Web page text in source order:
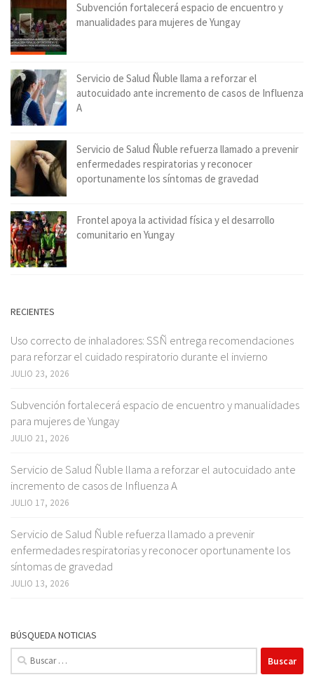
Subvención fortalecerá espacio de encuentro y
manualidades para mujeres de Yungay
Servicio de Salud Ñuble llama a reforzar el
autocuidado ante incremento de casos de Influenza
A
Servicio de Salud Ñuble refuerza llamado a prevenir
enfermedades respiratorias y reconocer
oportunamente los síntomas de gravedad
Frontel apoya la actividad física y el desarrollo
comunitario en Yungay
RECIENTES
Uso correcto de inhaladores: SSÑ entrega recomendaciones
para reforzar el cuidado respiratorio durante el invierno
JULIO 23, 2026
Subvención fortalecerá espacio de encuentro y manualidades
para mujeres de Yungay
JULIO 21, 2026
Servicio de Salud Ñuble llama a reforzar el autocuidado ante
incremento de casos de Influenza A
JULIO 17, 2026
Servicio de Salud Ñuble refuerza llamado a prevenir
enfermedades respiratorias y reconocer oportunamente los
síntomas de gravedad
JULIO 13, 2026
BÚSQUEDA NOTICIAS
Buscar: